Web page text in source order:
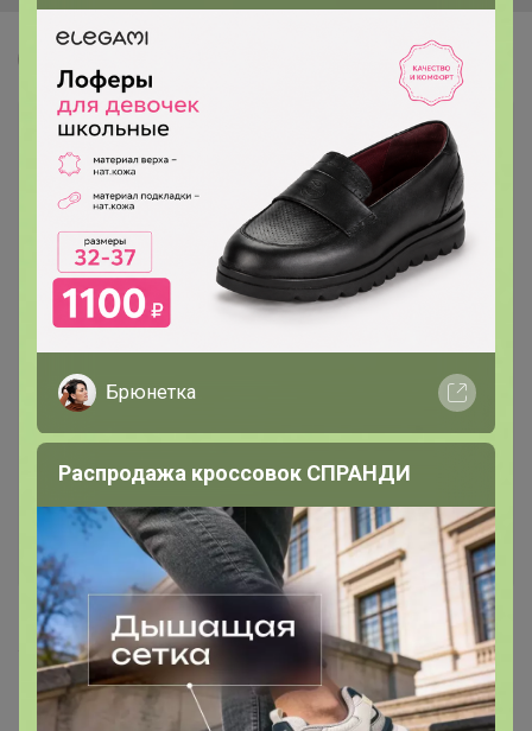
420 5.0 35.8K 114.6K 100%
Парфюмерия. Выгодно - отливанты, тестеры,
новинки!
Брюнетка
Распродажа кроссовок СПРАНДИ